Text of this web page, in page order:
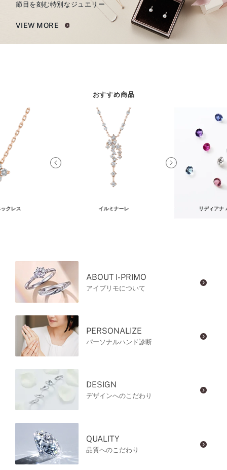
節目を刻む特別なジュエリー
VIEW MORE
おすすめ商品
クレス イルミナーレ リディアナ
ABOUT I-PRIMO
アイプリモについて
PERSONALIZE
パーソナルハンド診断
DESIGN
デザインへのこだわり
QUALITY
品質へのこだわり